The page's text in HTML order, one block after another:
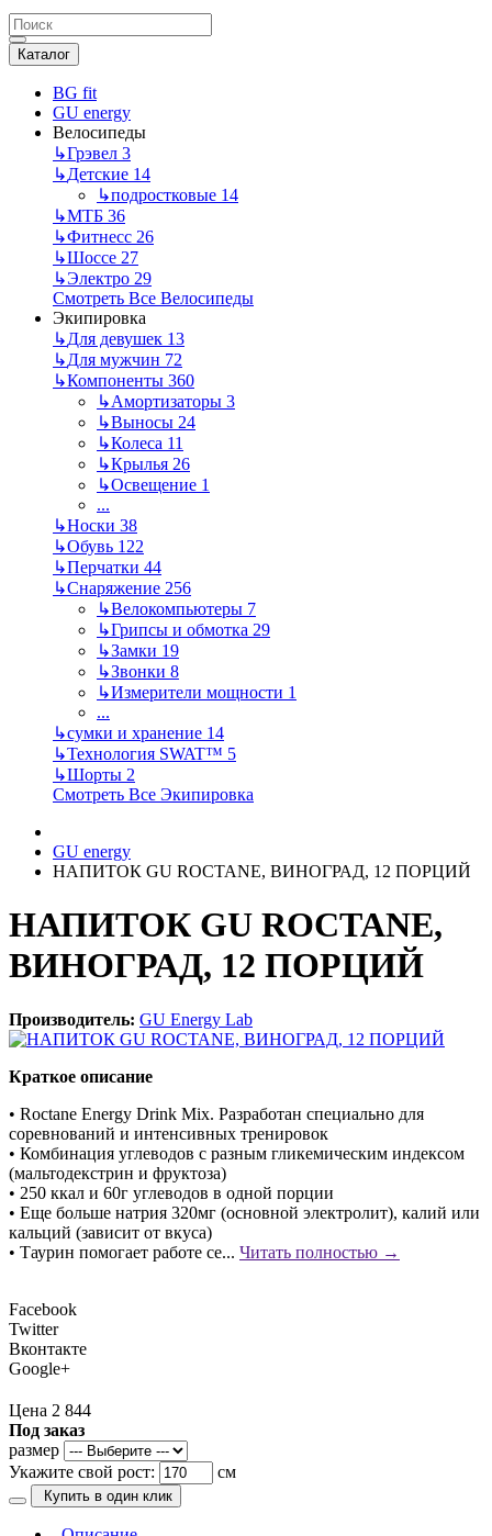
Каталог
BG fit
GU energy
Велосипеды
↳Грэвел 3
↳Детские 14
↳подростковые 14
↳МТБ 36
↳Фитнесс 26
↳Шоссе 27
↳Электро 29
Смотреть Все Велосипеды
Экипировка
↳Для девушек 13
↳Для мужчин 72
↳Компоненты 360
↳Амортизаторы 3
↳Выносы 24
↳Колеса 11
↳Крылья 26
↳Освещение 1
...
↳Носки 38
↳Обувь 122
↳Перчатки 44
↳Снаряжение 256
↳Велокомпьютеры 7
↳Грипсы и обмотка 29
↳Замки 19
↳Звонки 8
↳Измерители мощности 1
...
↳сумки и хранение 14
↳Технология SWAT™ 5
↳Шорты 2
Смотреть Все Экипировка
GU energy
НАПИТОК GU ROCTANE, ВИНОГРАД, 12 ПОРЦИЙ
НАПИТОК GU ROCTANE,
ВИНОГРАД, 12 ПОРЦИЙ
Производитель: GU Energy Lab
Краткое описание
• Roctane Energy Drink Mix. Разработан специально для
соревнований и интенсивных тренировок
• Комбинация углеводов с разным гликемическим индексом
(мальтодекстрин и фруктоза)
• 250 ккал и 60г углеводов в одной порции
• Еще больше натрия 320мг (основной электролит), калий или
кальций (зависит от вкуса)
• Таурин помогает работе се... Читать полностью →
Facebook
Twitter
Вконтакте
Google+
Цена 2 844
Под заказ
размер
Укажите свой рост:
см
Купить в один клик